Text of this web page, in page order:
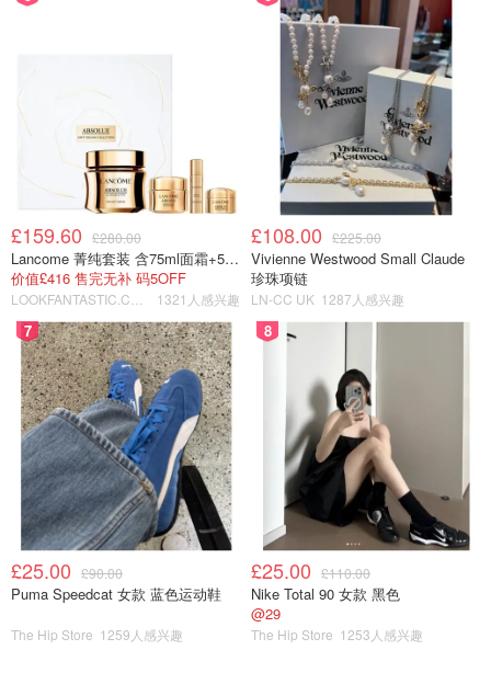
克佐迪亚
Tuxedosam
三丽鸥小绅士，经常穿燕尾服的山
姆企鹅披上神圣庄严的了欧贝利斯
克的巨神兵的“铠甲”！
拉之翼神龙
Chococat as
The Winged
Dragon of
活力充沛的巧克猫此刻变身闪耀着
金色光芒的拉之翼神龙！这身装扮
下的巧克猫“贵气”许多，有种新晋招
财猫的感觉！
大眼蛙可洛
比
库里波
Keroppi as
Kuriboh
顽皮的大眼蛙可洛比和游戏王里的
“吉祥物”栗子球儿库里波都有一双水
汪汪的大眼睛！这双澄澈的眼睛仿
佛能洞穿世界的奥秘！
帕恰狗
时间魔术师
Pochacco as
Time Wizard
时间都去哪了？操控时间奥秘的帕
恰狗会给你答案。这只憨憨小狗原
来才是隐藏大Boss！
酷企鹅
真红眼黑龙
Badtz-maru
as Red-Eyes
Black
Dragon
酷酷的酷企鹅这波角色融合好成
功！真红眼黑龙的皮肤和他融为一
体，又拽又酷，谁也不能忽视他的
存在！
了解了基本角色，下面揭晓一下各个角色的“庐山真面目”，
请看大合照?
£159.60 £280.00
Lancome 菁纯套装 含75ml面霜+5ml精华+5ml眼霜
价值£416 售完无补 码5OFF
1321人感兴趣
£108.00 £225.00
Vivienne Westwood Small Claude
珍珠项链
LN-CC UK 1287人感兴趣
7
£25.00 £90.00
Puma Speedcat 女款 蓝色运动鞋
The Hip Store 1259人感兴趣
8
£25.00 £110.00
Nike Total 90 女款 黑色
@29
The Hip Store 1253人感兴趣